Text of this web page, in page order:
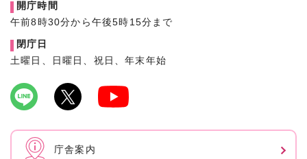
開庁時間
午前8時30分から午後5時15分まで
閉庁日
土曜日、日曜日、祝日、年末年始
庁舎案内